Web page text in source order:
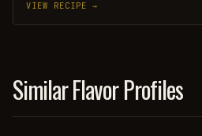
veloutée, il offre une expérience
Parfait pour les amateurs de cocktails
VIEW RECIPE →
Similar Flavor Profiles